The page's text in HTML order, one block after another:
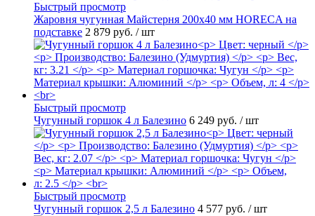
Быстрый просмотр
Жаровня чугунная Майстерня 200х40 мм HORECA на
подставке 2 879 руб. / шт
Быстрый просмотр
Чугунный горшок 4 л Балезино 6 249 руб. / шт
Быстрый просмотр
Чугунный горшок 2,5 л Балезино 4 577 руб. / шт